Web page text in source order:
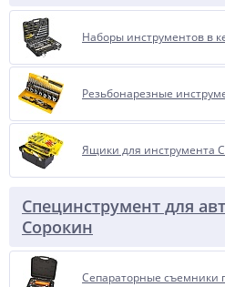
Наборы инструментов в
Резьбонарезные
Ящики для инструмента
Специнструмент для
Сорокин
Сепараторные съемники